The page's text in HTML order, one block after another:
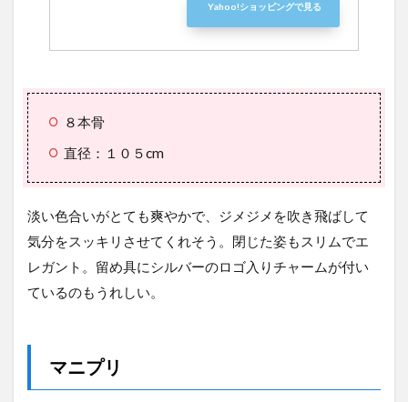
Yahoo!ショッピングで見る
８本骨
直径：１０５cm
淡い色合いがとても爽やかで、ジメジメを吹き飛ばして
気分をスッキリさせてくれそう。閉じた姿もスリムでエ
レガント。留め具にシルバーのロゴ入りチャームが付い
ているのもうれしい。
マニプリ